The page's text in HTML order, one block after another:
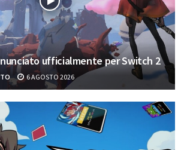
ufficialmente per Switch 2
6 AGOSTO 2026